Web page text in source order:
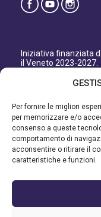
Per fornire le migliori
per memorizzare e/o
consenso a queste
comportamento di
acconsentire o ritirare il
caratteristiche e funzioni.
Iniziativa finanziata
il Veneto 2023-2027.
Organismo
Autorità di Gestione
Direzione AdG
Iniziativa finanziata
Veneto 2014-2022.
Organismo